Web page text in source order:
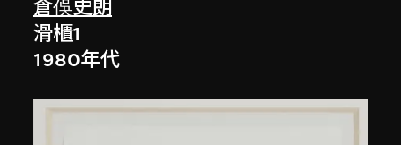
倉俁史朗
滑櫃1
1980年代